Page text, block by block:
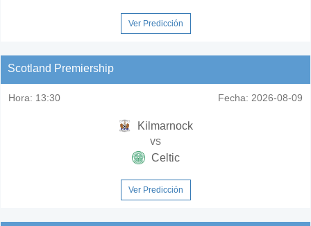
Ver Predicción
Scotland Premiership
Hora: 13:30 Fecha: 2026-08-09
Kilmarnock
vs
Celtic
Ver Predicción